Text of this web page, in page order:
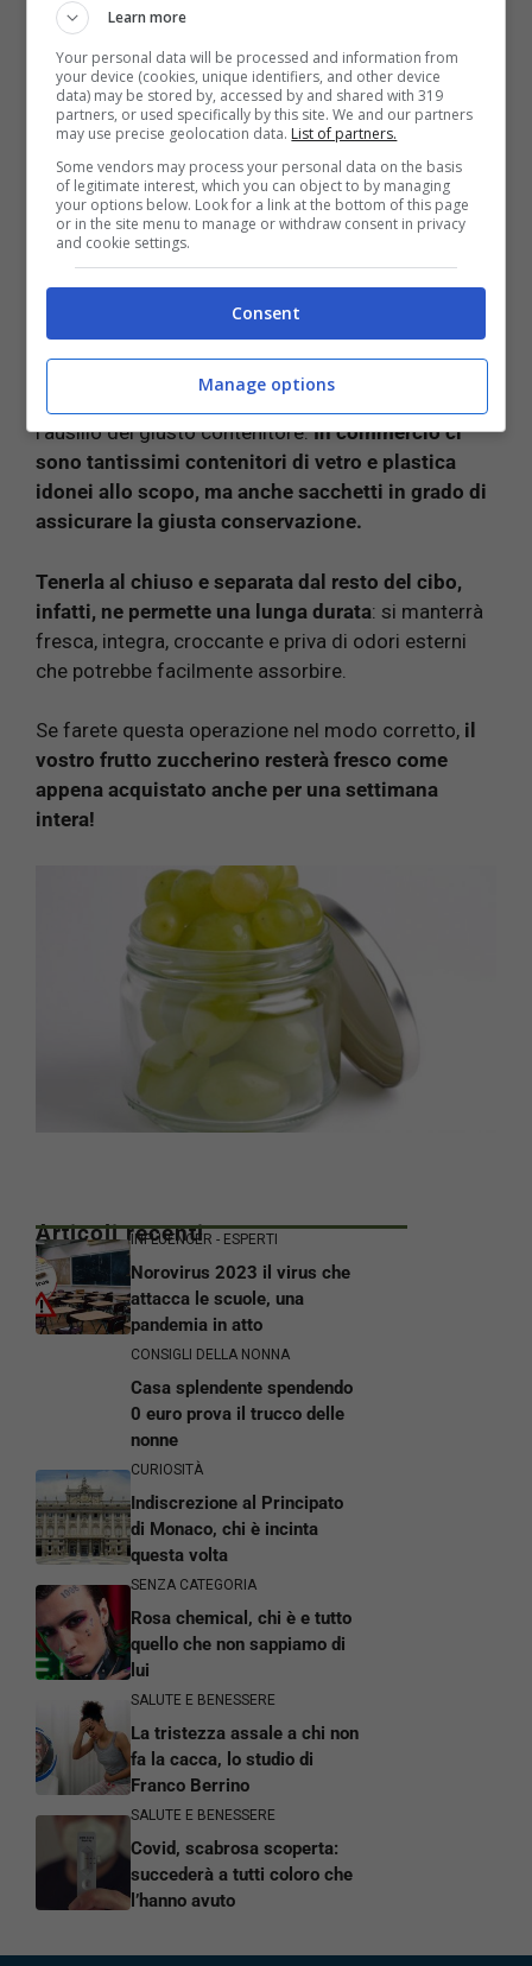
LEGGI ANCHE:
non fare durante la preparazione
Successivamente ogni acino andrà privato del
seme e riposto nel giusto contenitore, lontano
dagli odori che, nel frigorifero, potrebbe
assorbire.
Il giusto contenitore
l’ausilio del giusto contenitore.In commercio ci
sono tantissimi contenitori di vetro e plastica
idonei allo scopo, ma anche sacchetti in grado di
assicurare la giusta conservazione.
Tenerla al chiuso e separata dal resto del cibo,
infatti, ne permette una lunga durata: si manterrà
fresca, integra, croccante e priva di odori esterni
che potrebbe facilmente assorbire.
Se farete questa operazione nel modo corretto, il
vostro frutto zuccherino resterà fresco come
appena acquistato anche per una settimana
intera!
Articoli recentiINFLUENCER - ESPERTI
Norovirus 2023 il virus che
attacca le scuole, una
pandemia in atto
CONSIGLI DELLA NONNA
Casa splendente spendendo
0 euro prova il trucco delle
nonne
CURIOSITÀ
Indiscrezione al Principato
di Monaco, chi è incinta
questa volta
SENZA CATEGORIA
Rosa chemical, chi è e tutto
quello che non sappiamo di
lui
SALUTE E BENESSERE
La tristezza assale a chi non
fa la cacca, lo studio di
Franco Berrino
SALUTE E BENESSERE
Covid, scabrosa scoperta:
succederà a tutti coloro che
l’hanno avuto
Learn more
Your personal data will be processed and information from
your device (cookies, unique identifiers, and other device
data) may be stored by, accessed by and shared with 319
partners, or used specifically by this site. We and our partners
may use precise geolocation data. List of partners.
Some vendors may process your personal data on the basis
of legitimate interest, which you can object to by managing
your options below. Look for a link at the bottom of this page
or in the site menu to manage or withdraw consent in privacy
and cookie settings.
Consent
Manage options